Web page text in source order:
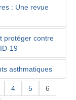
: Une revue
protéger contre
19
asthmatiques
4 5 6